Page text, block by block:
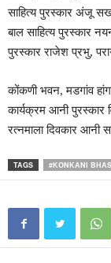
साहित्य पुरस्कार अंजू
बाल साहित्य पुरस्कार
पुरस्कार राजेश प्रभु,
कोंकणी भवन, मडगांव
कार्यक्रम आनी पुरस्कार
रत्नमाला दिवकार आनी
TAGS #KONKANI